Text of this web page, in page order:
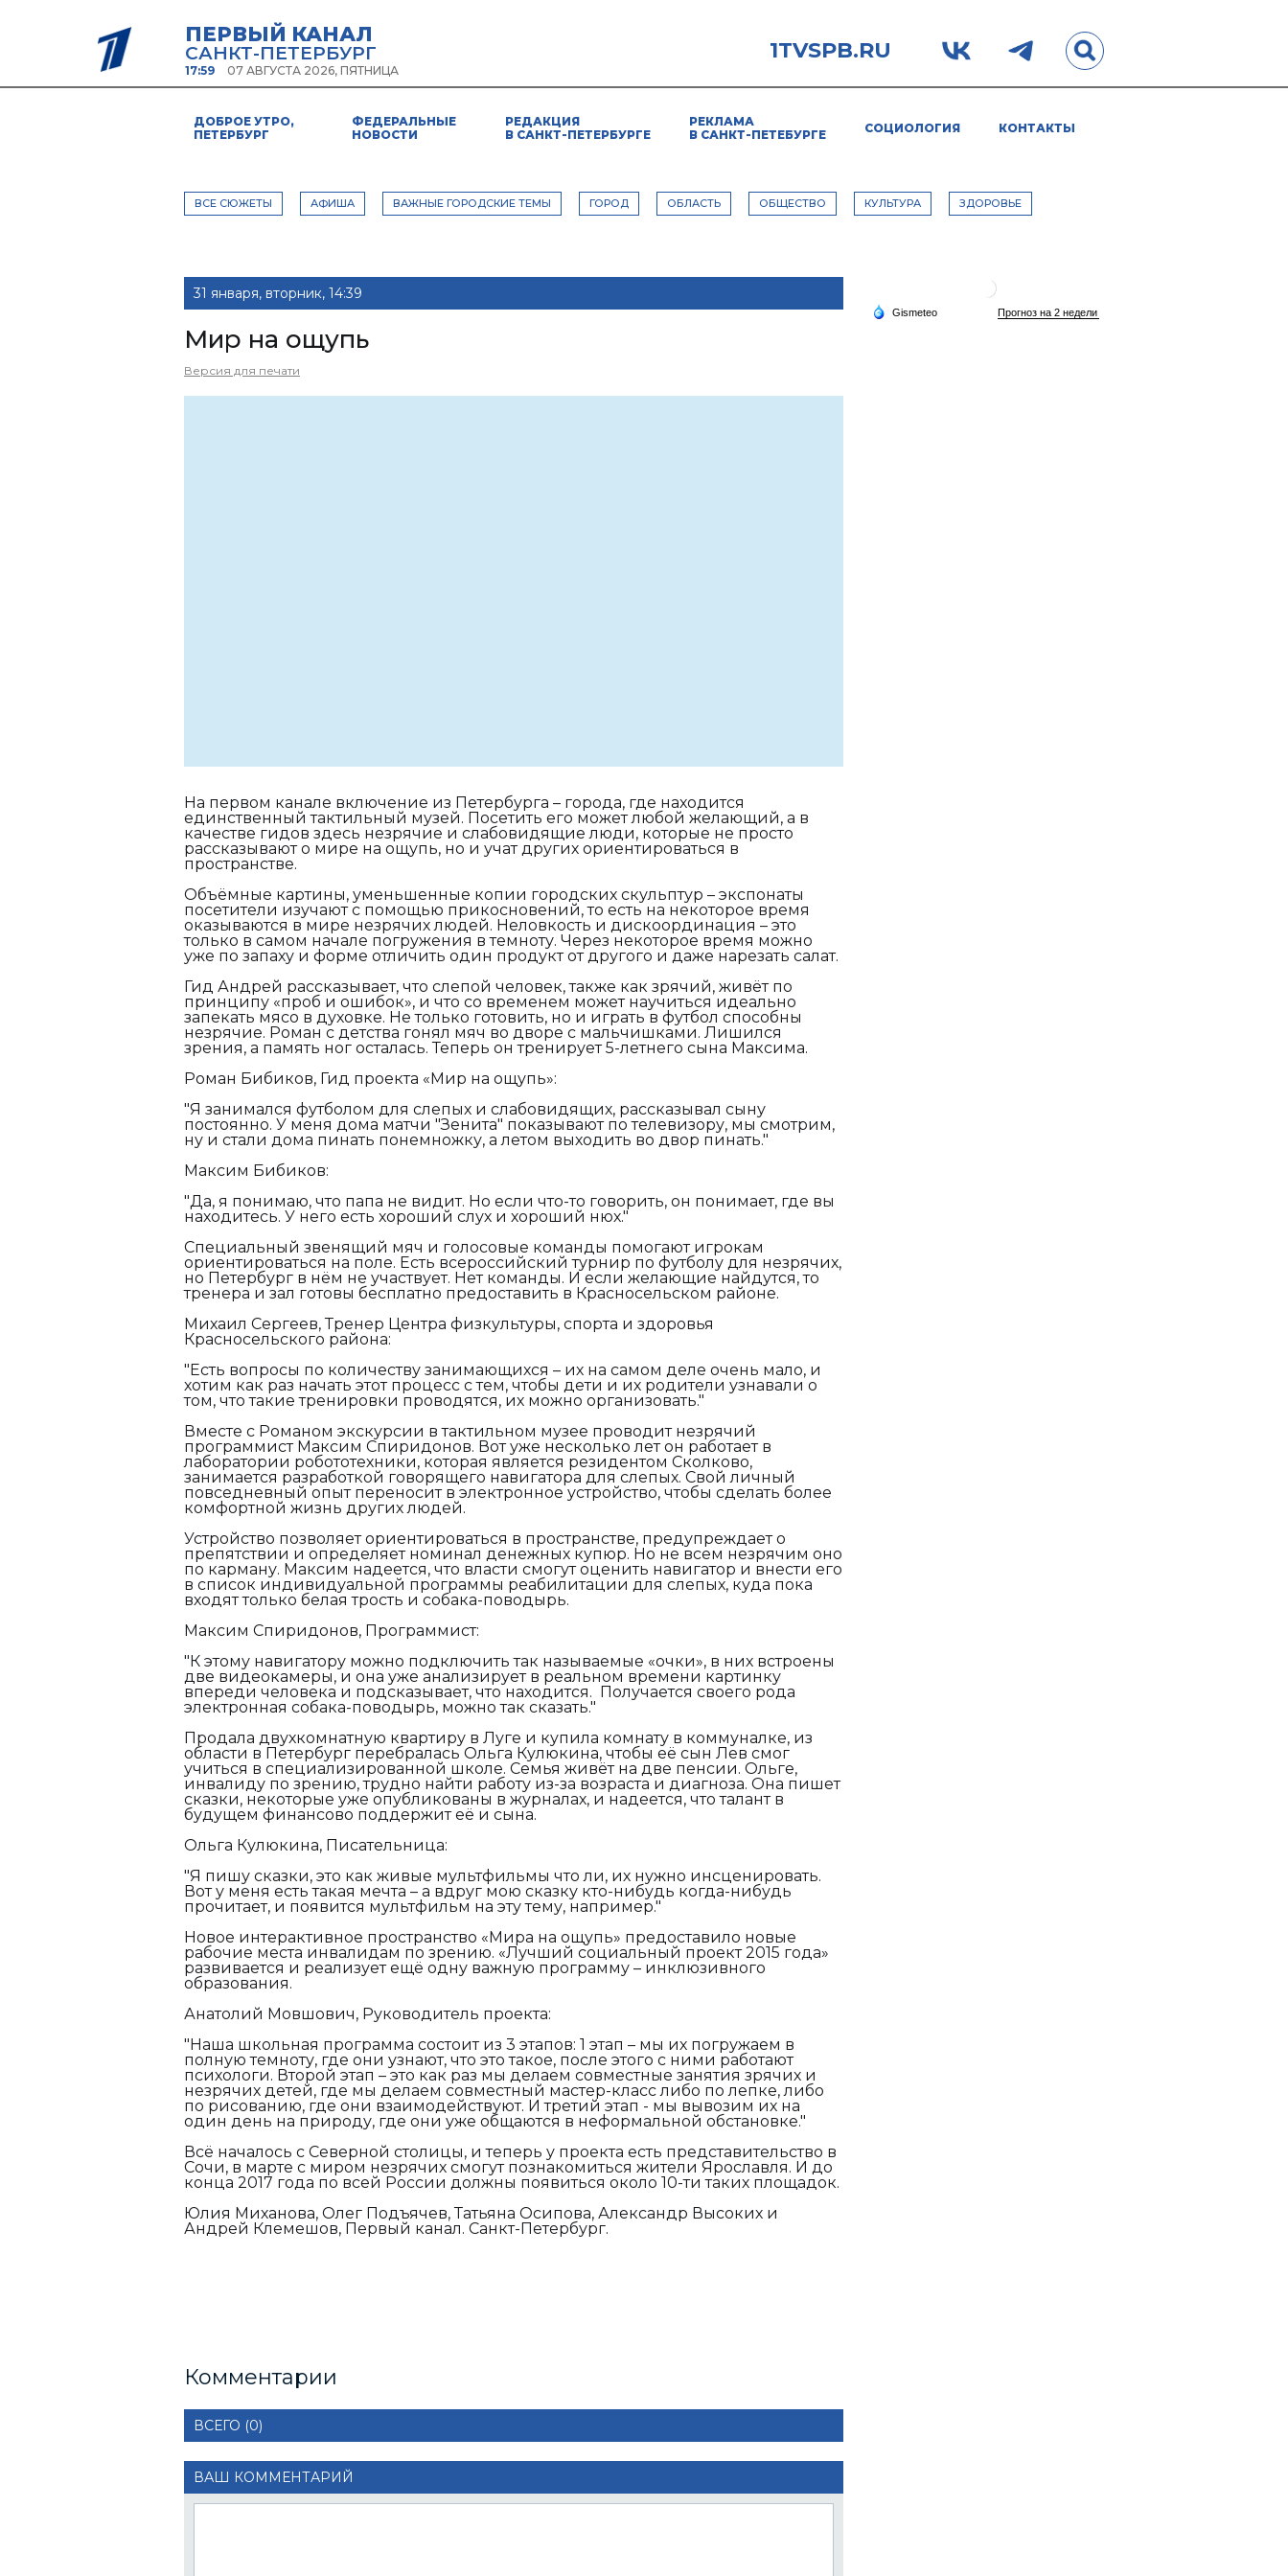
ПЕРВЫЙ КАНАЛ
САНКТ-ПЕТЕРБУРГ
17:59 07 АВГУСТА 2026, ПЯТНИЦА
1TVSPB.RU
ДОБРОЕ УТРО,
ПЕТЕРБУРГ
ФЕДЕРАЛЬНЫЕ
НОВОСТИ
РЕДАКЦИЯ
В САНКТ-ПЕТЕРБУРГЕ
РЕКЛАМА
В САНКТ-ПЕТЕБУРГЕ
СОЦИОЛОГИЯ КОНТАКТЫ
ВСЕ СЮЖЕТЫ АФИША ВАЖНЫЕ ГОРОДСКИЕ ТЕМЫ ГОРОД ОБЛАСТЬ ОБЩЕСТВО КУЛЬТУРА ЗДОРОВЬЕ
31 января, вторник, 14:39
Мир на ощупь
Версия для печати
На первом канале включение из Петербурга – города, где находится
единственный тактильный музей. Посетить его может любой желающий, а в
качестве гидов здесь незрячие и слабовидящие люди, которые не просто
рассказывают о мире на ощупь, но и учат других ориентироваться в
пространстве.
Объёмные картины, уменьшенные копии городских скульптур – экспонаты
посетители изучают с помощью прикосновений, то есть на некоторое время
оказываются в мире незрячих людей. Неловкость и дискоординация – это
только в самом начале погружения в темноту. Через некоторое время можно
уже по запаху и форме отличить один продукт от другого и даже нарезать салат.
Гид Андрей рассказывает, что слепой человек, также как зрячий, живёт по
принципу «проб и ошибок», и что со временем может научиться идеально
запекать мясо в духовке. Не только готовить, но и играть в футбол способны
незрячие. Роман с детства гонял мяч во дворе с мальчишками. Лишился
зрения, а память ног осталась. Теперь он тренирует 5-летнего сына Максима.
Роман Бибиков, Гид проекта «Мир на ощупь»:
"Я занимался футболом для слепых и слабовидящих, рассказывал сыну
постоянно. У меня дома матчи "Зенита" показывают по телевизору, мы смотрим,
ну и стали дома пинать понемножку, а летом выходить во двор пинать."
Максим Бибиков:
"Да, я понимаю, что папа не видит. Но если что-то говорить, он понимает, где вы
находитесь. У него есть хороший слух и хороший нюх."
Специальный звенящий мяч и голосовые команды помогают игрокам
ориентироваться на поле. Есть всероссийский турнир по футболу для незрячих,
но Петербург в нём не участвует. Нет команды. И если желающие найдутся, то
тренера и зал готовы бесплатно предоставить в Красносельском районе.
Михаил Сергеев, Тренер Центра физкультуры, спорта и здоровья
Красносельского района:
"Есть вопросы по количеству занимающихся – их на самом деле очень мало, и
хотим как раз начать этот процесс с тем, чтобы дети и их родители узнавали о
том, что такие тренировки проводятся, их можно организовать."
Вместе с Романом экскурсии в тактильном музее проводит незрячий
программист Максим Спиридонов. Вот уже несколько лет он работает в
лаборатории робототехники, которая является резидентом Сколково,
занимается разработкой говорящего навигатора для слепых. Свой личный
повседневный опыт переносит в электронное устройство, чтобы сделать более
комфортной жизнь других людей.
Устройство позволяет ориентироваться в пространстве, предупреждает о
препятствии и определяет номинал денежных купюр. Но не всем незрячим оно
по карману. Максим надеется, что власти смогут оценить навигатор и внести его
в список индивидуальной программы реабилитации для слепых, куда пока
входят только белая трость и собака-поводырь.
Максим Спиридонов, Программист:
"К этому навигатору можно подключить так называемые «очки», в них встроены
две видеокамеры, и она уже анализирует в реальном времени картинку
впереди человека и подсказывает, что находится. Получается своего рода
электронная собака-поводырь, можно так сказать."
Продала двухкомнатную квартиру в Луге и купила комнату в коммуналке, из
области в Петербург перебралась Ольга Кулюкина, чтобы её сын Лев смог
учиться в специализированной школе. Семья живёт на две пенсии. Ольге,
инвалиду по зрению, трудно найти работу из-за возраста и диагноза. Она пишет
сказки, некоторые уже опубликованы в журналах, и надеется, что талант в
будущем финансово поддержит её и сына.
Ольга Кулюкина, Писательница:
"Я пишу сказки, это как живые мультфильмы что ли, их нужно инсценировать.
Вот у меня есть такая мечта – а вдруг мою сказку кто-нибудь когда-нибудь
прочитает, и появится мультфильм на эту тему, например."
Новое интерактивное пространство «Мира на ощупь» предоставило новые
рабочие места инвалидам по зрению. «Лучший социальный проект 2015 года»
развивается и реализует ещё одну важную программу – инклюзивного
образования.
Анатолий Мовшович, Руководитель проекта:
"Наша школьная программа состоит из 3 этапов: 1 этап – мы их погружаем в
полную темноту, где они узнают, что это такое, после этого с ними работают
психологи. Второй этап – это как раз мы делаем совместные занятия зрячих и
незрячих детей, где мы делаем совместный мастер-класс либо по лепке, либо
по рисованию, где они взаимодействуют. И третий этап - мы вывозим их на
один день на природу, где они уже общаются в неформальной обстановке."
Всё началось с Северной столицы, и теперь у проекта есть представительство в
Сочи, в марте с миром незрячих смогут познакомиться жители Ярославля. И до
конца 2017 года по всей России должны появиться около 10-ти таких площадок.
Юлия Миханова, Олег Подъячев, Татьяна Осипова, Александр Высоких и
Андрей Клемешов, Первый канал. Санкт-Петербург.
Комментарии
ВСЕГО (0)
ВАШ КОММЕНТАРИЙ